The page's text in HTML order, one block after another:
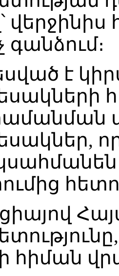
գանձում։
է
հիման